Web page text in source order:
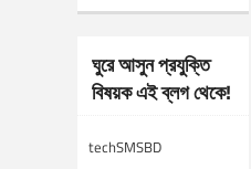
ঘুরে আসুন প্রযুক্তি
বিষয়ক এই ব্লগ থেকে!
techSMSBD